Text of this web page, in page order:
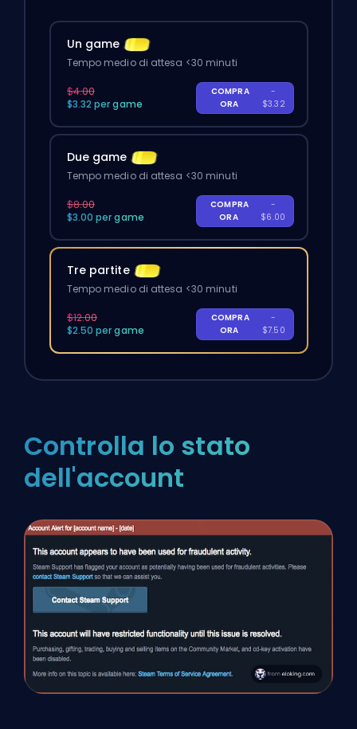
Un game
Tempo medio di attesa <30 minuti
$4.00
$3.32 per game
COMPRA
ORA
-
$3.32
Due game
Tempo medio di attesa <30 minuti
$8.00
$3.00 per game
COMPRA
ORA
-
$6.00
Tre partite
Tempo medio di attesa <30 minuti
$12.00
$2.50 per game
COMPRA
ORA
-
$7.50
Controlla lo stato
dell'account